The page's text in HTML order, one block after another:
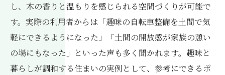
し、木の香りと温もりを感じられる空間づくりが可能で
す。実際の利用者からは「趣味の自転車整備を土間で気
軽にできるようになった」「土間の開放感が家族の憩い
の場にもなった」といった声も多く聞かれます。趣味と
暮らしが調和する住まいの実例として、参考にできるポ